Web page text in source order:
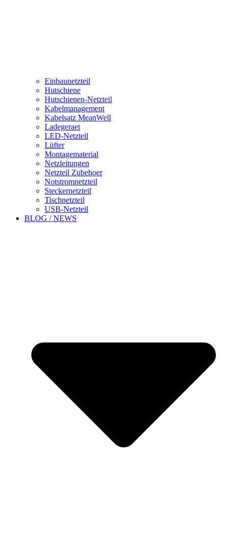
Einbaunetzteil
Hutschiene
Hutschienen-Netzteil
Kabelmanagement
Kabelsatz MeanWell
Ladegeraet
LED-Netzteil
Lüfter
Montagematerial
Netzleitungen
Netzteil Zubehoer
Notstromnetzteil
Steckernetzteil
Tischnetzteil
USB-Netzteil
BLOG / NEWS